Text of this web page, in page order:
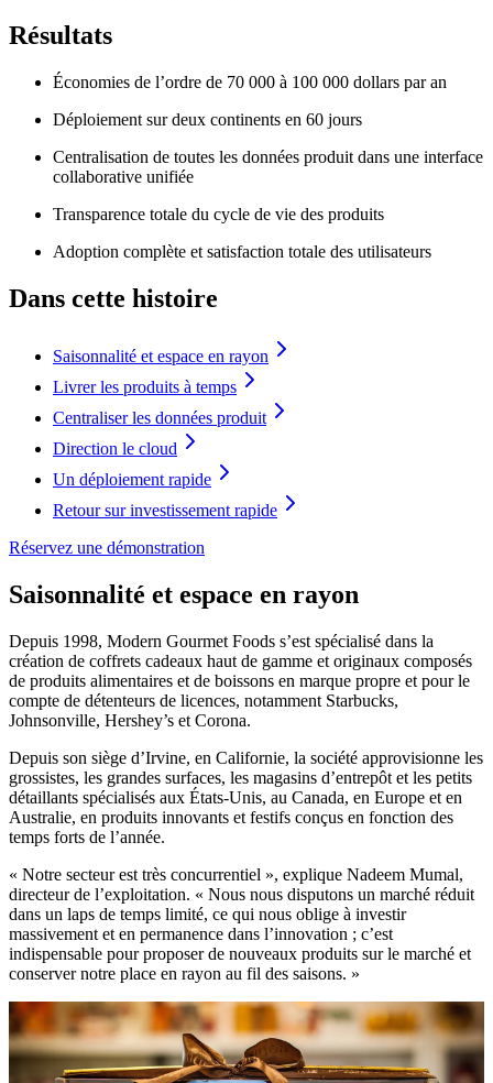
Résultats
Économies de l’ordre de 70 000 à 100 000 dollars par an
Déploiement sur deux continents en 60 jours
Centralisation de toutes les données produit dans une interface
collaborative unifiée
Transparence totale du cycle de vie des produits
Adoption complète et satisfaction totale des utilisateurs
Dans cette histoire
Saisonnalité et espace en rayon
Livrer les produits à temps
Centraliser les données produit
Direction le cloud
Un déploiement rapide
Retour sur investissement rapide
Réservez une démonstration
Saisonnalité et espace en rayon
Depuis 1998, Modern Gourmet Foods s’est spécialisé dans la
création de coffrets cadeaux haut de gamme et originaux composés
de produits alimentaires et de boissons en marque propre et pour le
compte de détenteurs de licences, notamment Starbucks,
Johnsonville, Hershey’s et Corona.
Depuis son siège d’Irvine, en Californie, la société approvisionne les
grossistes, les grandes surfaces, les magasins d’entrepôt et les petits
détaillants spécialisés aux États-Unis, au Canada, en Europe et en
Australie, en produits innovants et festifs conçus en fonction des
temps forts de l’année.
« Notre secteur est très concurrentiel », explique Nadeem Mumal,
directeur de l’exploitation. « Nous nous disputons un marché réduit
dans un laps de temps limité, ce qui nous oblige à investir
massivement et en permanence dans l’innovation ; c’est
indispensable pour proposer de nouveaux produits sur le marché et
conserver notre place en rayon au fil des saisons. »